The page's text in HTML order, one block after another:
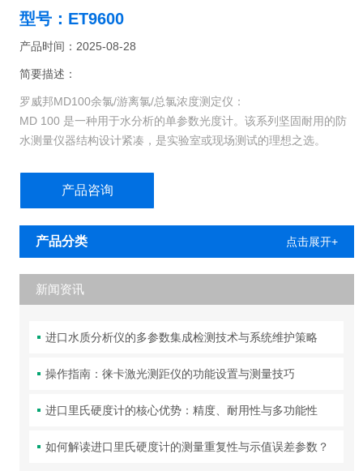
型号：ET9600
产品时间：2025-08-28
简要描述：
罗威邦MD100余氯/游离氯/总氯浓度测定仪：
MD 100 是一种用于水分析的单参数光度计。该系列坚固耐用的防
水测量仪器结构设计紧凑，是实验室或现场测试的理想之选。
产品咨询
产品分类 点击展开+
新闻资讯
进口水质分析仪的多参数集成检测技术与系统维护策略
操作指南：徕卡激光测距仪的功能设置与测量技巧
进口里氏硬度计的核心优势：精度、耐用性与多功能性
如何解读进口里氏硬度计的测量重复性与示值误差参数？